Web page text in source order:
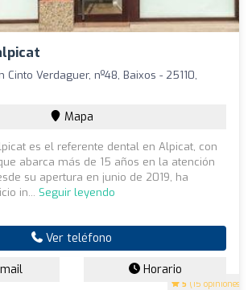
5 (15 opiniones)
Cinto Verdaguer, nº48, Baixos - 25110,
Mapa
es el referente dental en Alpicat, con
abarca más de 15 años en la atención
su apertura en junio de 2019, ha
in... Seguir leyendo
Ver teléfono
Horario